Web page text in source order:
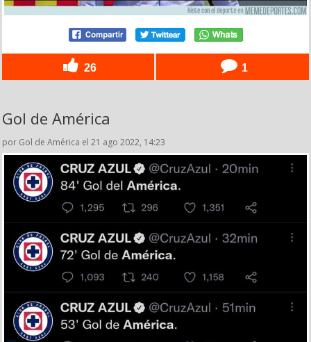
26 1
Gol de América
por Gol de América el 21 ago 2022, 14:23